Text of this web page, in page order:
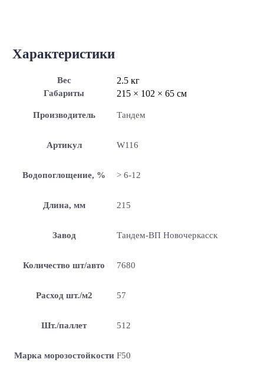
Характеристики
Вес 2.5 кг
Габариты 215 × 102 × 65 см
Производитель Тандем
Артикул W116
Водопоглощение, % > 6-12
Длина, мм 215
Завод Тандем-ВП Новочеркасск
Количество шт/авто 7680
Расход шт./м2 57
Шт./паллет 512
Марка морозостойкости F50